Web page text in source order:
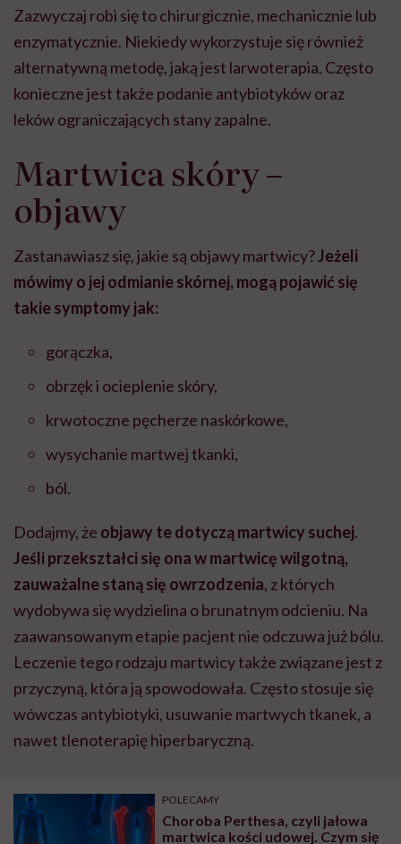
Zazwyczaj robi się to chirurgicznie, mechanicznie lub
enzymatycznie. Niekiedy wykorzystuje się również
alternatywną metodę, jaką jest larwoterapia. Często
konieczne jest także podanie antybiotyków oraz
leków ograniczających stany zapalne.
Martwica skóry –
objawy
Zastanawiasz się, jakie są objawy martwicy?Jeżeli
mówimy o jej odmianie skórnej, mogą pojawić się
takie symptomy jak:
gorączka,
obrzęk i ocieplenie skóry,
krwotoczne pęcherze naskórkowe,
wysychanie martwej tkanki,
ból.
Dodajmy, że objawy te dotyczą martwicy suchej.
Jeśli przekształci się ona w martwicę wilgotną,
zauważalne staną się owrzodzenia, z których
wydobywa się wydzielina o brunatnym odcieniu. Na
zaawansowanym etapie pacjent nie odczuwa już bólu.
Leczenie tego rodzaju martwicy także związane jest z
przyczyną, która ją spowodowała. Często stosuje się
wówczas antybiotyki, usuwanie martwych tkanek, a
nawet tlenoterapię hiperbaryczną.
POLECAMY
Choroba Perthesa, czyli jałowa
martwica kości udowej. Czym się